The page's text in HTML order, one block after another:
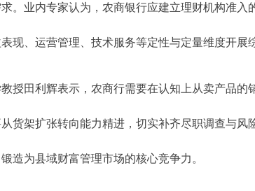
。业内专家认为，农商银行应建立理财机构准入
现、运营管理、技术服务等定性与定量维度开展
授田利辉表示，农商行需要在认知上从卖产品
货架扩张转向能力精进，切实补齐尽职调查与
造为县域财富管理市场的核心竞争力。